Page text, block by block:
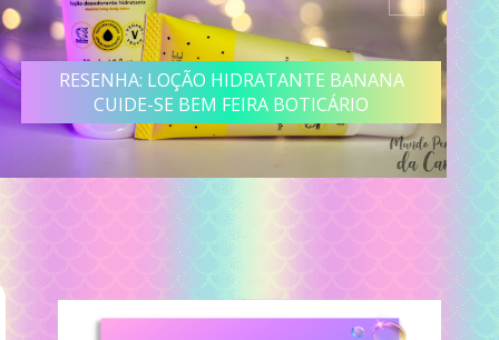
RESENHA: LOÇÃO HIDRATANTE BANANA
CUIDE-SE BEM FEIRA BOTICÁRIO